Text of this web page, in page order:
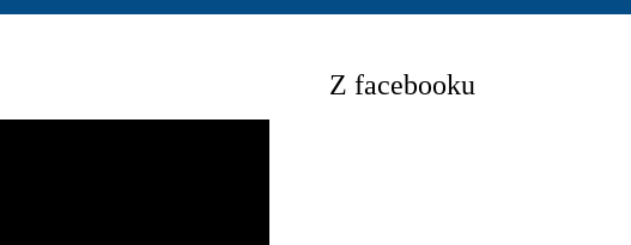
Z facebooku